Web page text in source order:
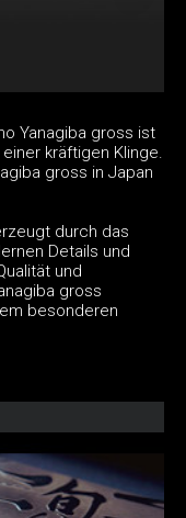
Yanagiba gross ist
kräftigen Klinge.
gross in Japan
durch das
Details und
und
gross
besonderen